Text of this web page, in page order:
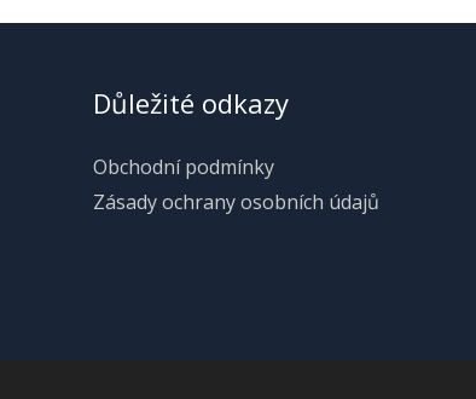
Důležité odkazy
Obchodní podmínky
Zásady ochrany osobních údajů